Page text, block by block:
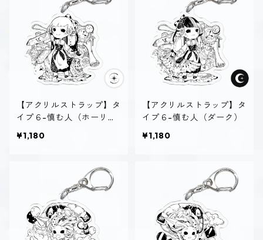
【アクリルストラップ】タ
イプ６-慎む人（ホーリ
¥1,180
【アクリルストラップ】タ
イプ６-慎む人（ダーク）
¥1,180